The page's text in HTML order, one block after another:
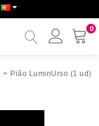
0
Minha
> Pião LuminUrso (1 ud)